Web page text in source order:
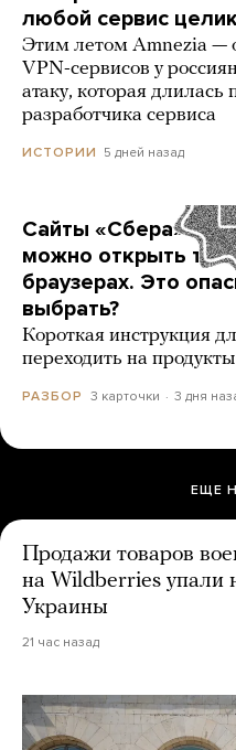
любой сервис
Этим летом Amnezia —
VPN-сервисов у
атаку, которая
разработчика сервиса
ИСТОРИИ 5 дней назад
Сайты «Сбера» и
можно открыть
браузерах. Это
выбрать?
Короткая инструкция
переходить на
РАЗБОР 3 карточки 3 дня
ЕЩЕ
Продажи товаров
на Wildberries упали
Украины
21 час назад